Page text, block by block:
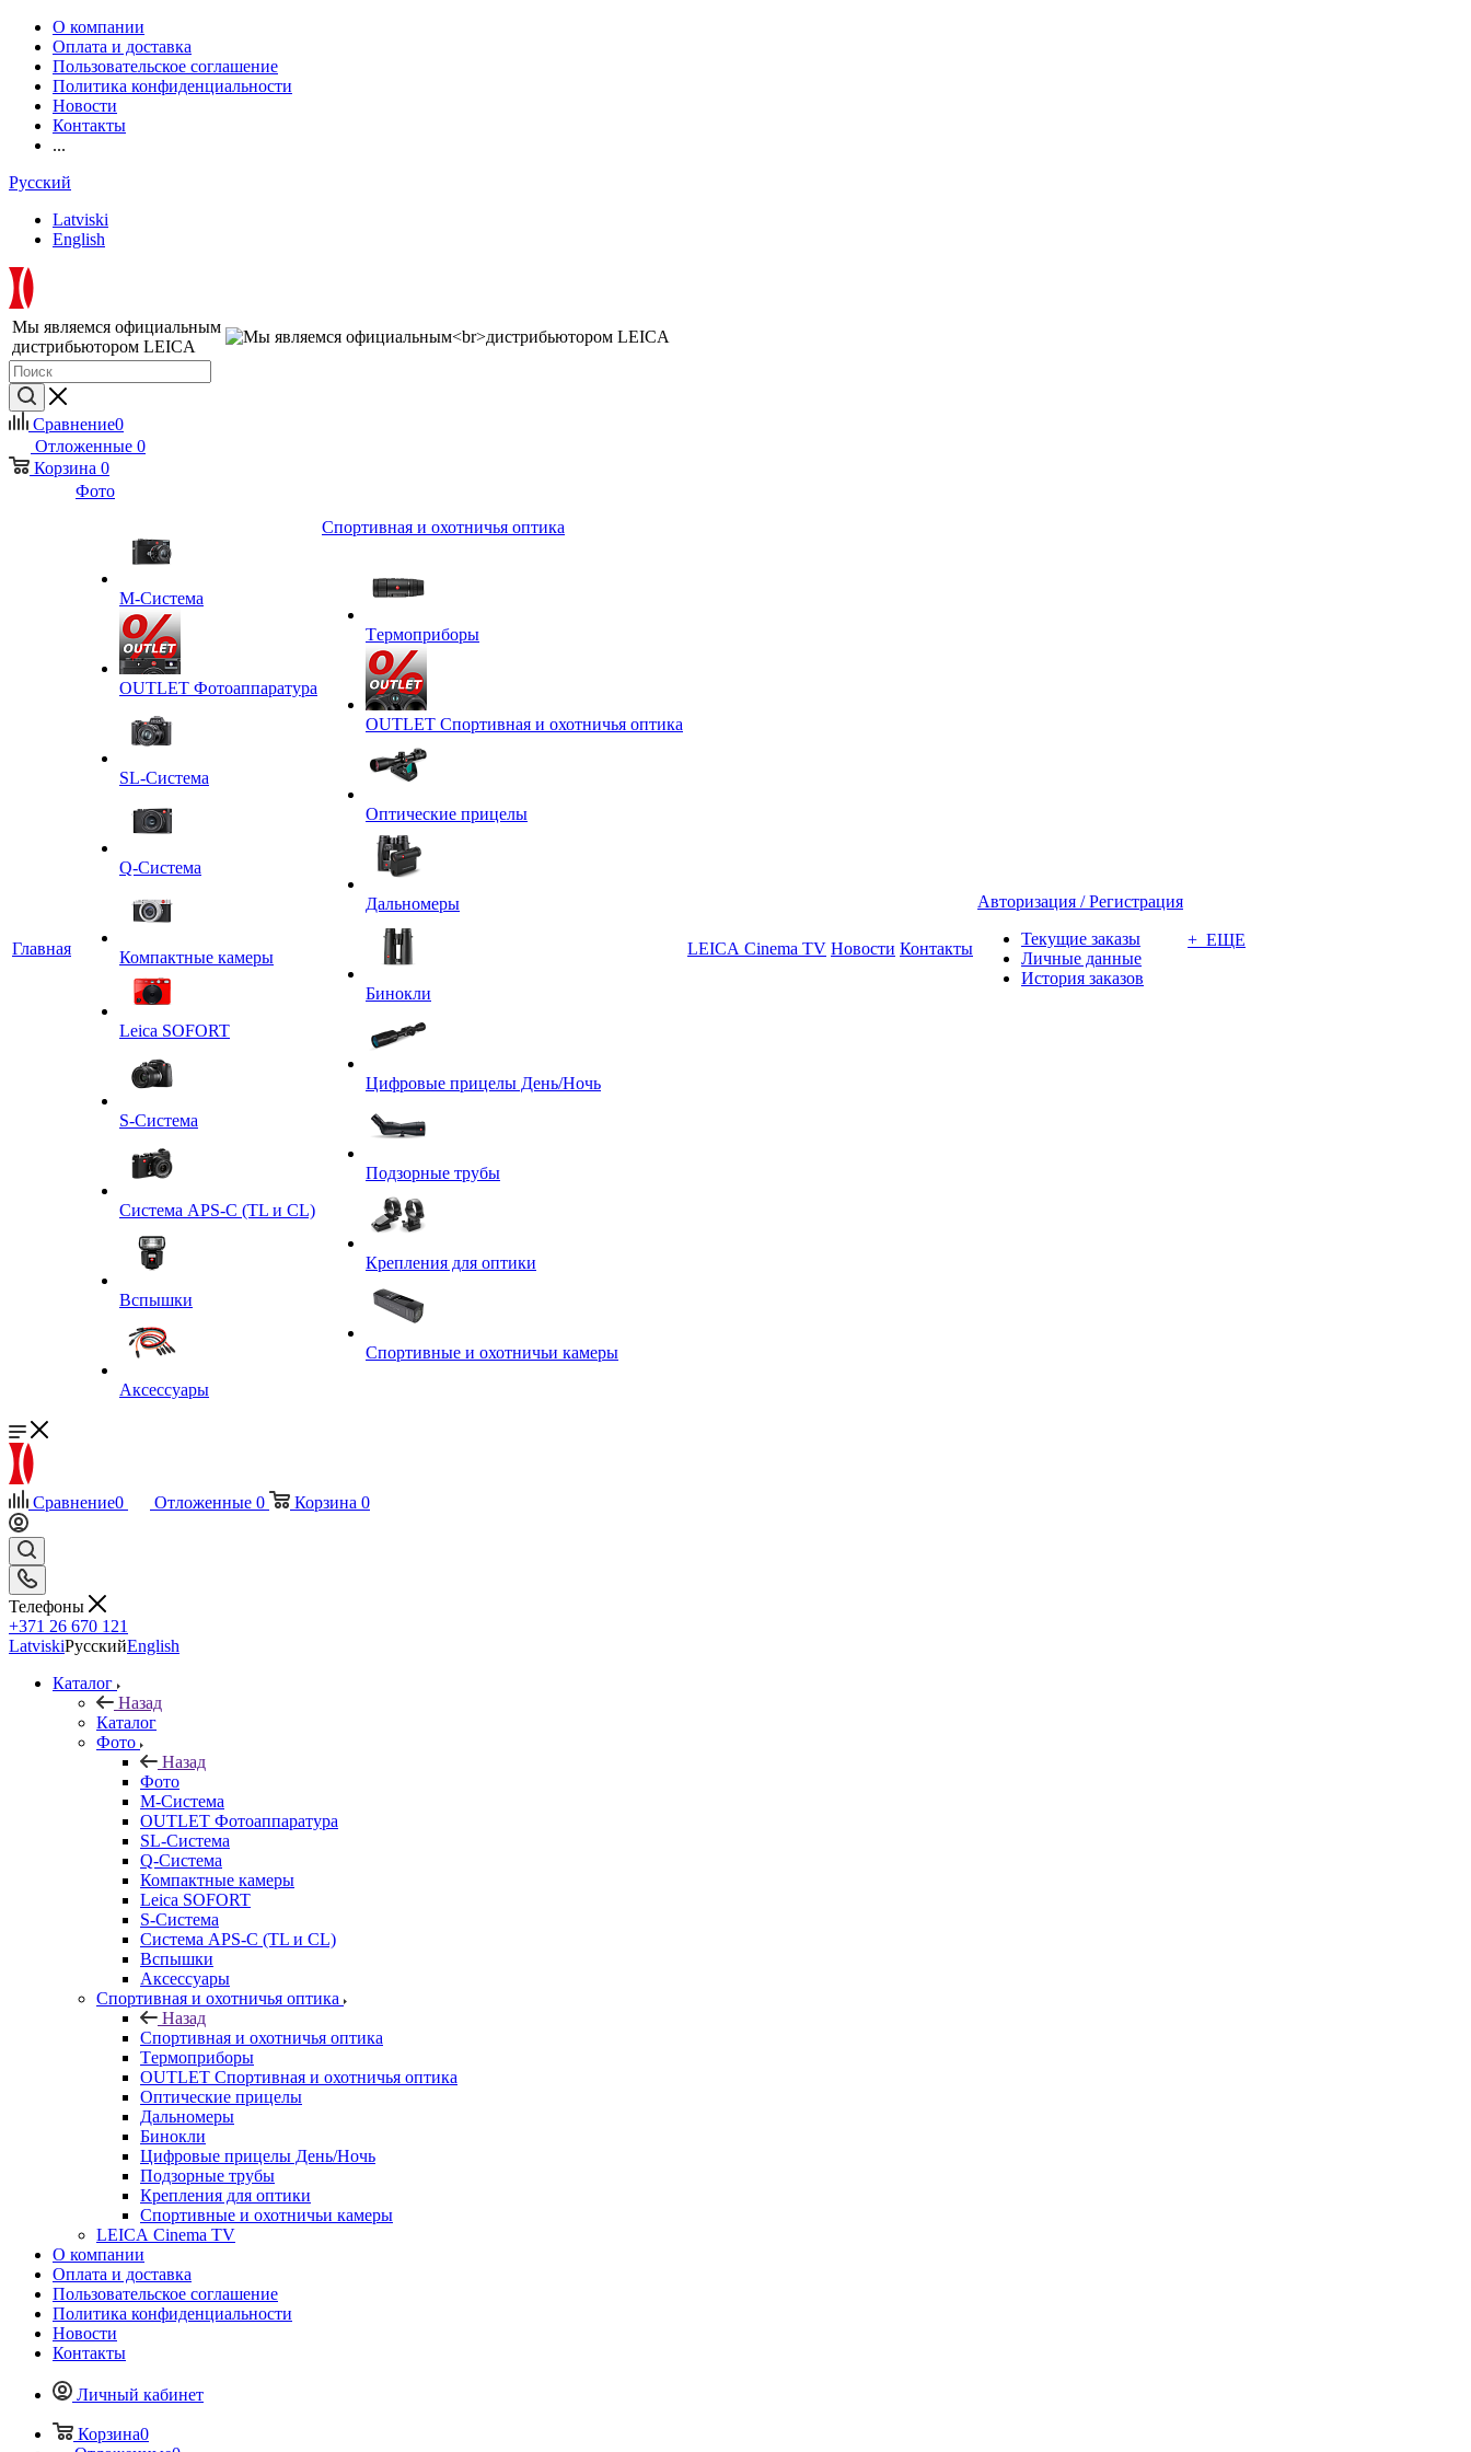
О компании
Оплата и доставка
Пользовательское соглашение
Политика конфиденциальности
Новости
Контакты
...
Русский
Latviski
English
Мы являемся официальным
дистрибьютором LEICA
Сравнение0
Отложенные 0
Корзина 0
Главная
Фото
M-Система
OUTLET Фотоаппаратура
SL-Система
Q-Cистема
Компактные камеры
Leica SOFORT
S-Система
Система APS-C (TL и CL)
Вспышки
Аксессуары
Спортивная и охотничья оптика
Tермоприборы
OUTLET Спортивная и охотничья оптика
Оптические прицелы
Дальномеры
Бинокли
Цифровые прицелы День/Ночь
Подзорные трубы
Крепления для оптики
Спортивные и охотничьи камеры
LEICA Cinema TV Новости Контакты
Авторизация / Регистрация
Текущие заказы
Личные данные
История заказов
+ ЕЩЕ
Сравнение0 Отложенные 0 Корзина 0
Телефоны
+371 26 670 121
LatviskiРусскийEnglish
Каталог
Назад
Каталог
Фото
Назад
Фото
M-Система
OUTLET Фотоаппаратура
SL-Система
Q-Cистема
Компактные камеры
Leica SOFORT
S-Система
Система APS-C (TL и CL)
Вспышки
Аксессуары
Спортивная и охотничья оптика
Назад
Спортивная и охотничья оптика
Tермоприборы
OUTLET Спортивная и охотничья оптика
Оптические прицелы
Дальномеры
Бинокли
Цифровые прицелы День/Ночь
Подзорные трубы
Крепления для оптики
Спортивные и охотничьи камеры
LEICA Cinema TV
О компании
Оплата и доставка
Пользовательское соглашение
Политика конфиденциальности
Новости
Контакты
Личный кабинет
Корзина0